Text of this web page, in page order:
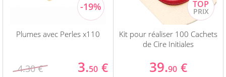
Plumes avec Perles x110
4.30 € 3.50 €
Kit pour réaliser 100 Cachets
de Cire Initiales
39.90 €